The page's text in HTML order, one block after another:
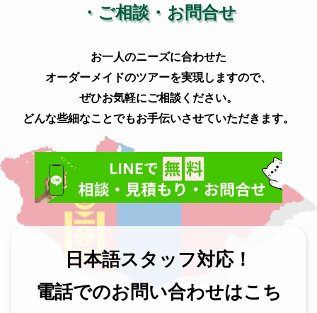
・ご相談・お問合せ
お一人のニーズに合わせた
オーダーメイドのツアーを実現しますので、
ぜひお気軽にご相談ください。
どんな些細なことでもお手伝いさせていただきます。
日本語スタッフ対応！
電話でのお問い合わせはこち